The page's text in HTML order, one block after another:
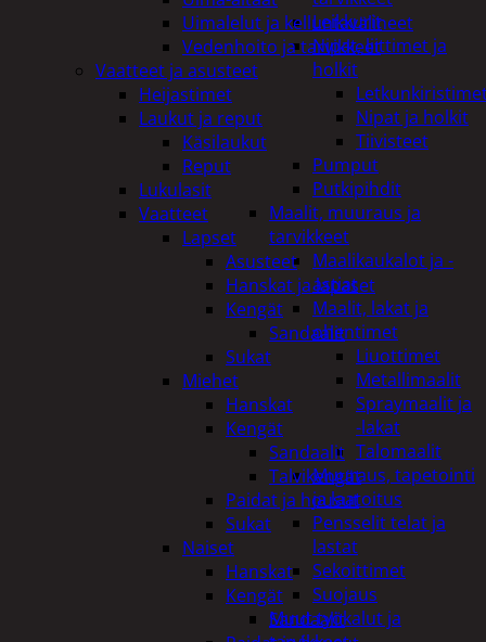
Leikkurit
Nipat, liittimet ja
holkit
Nipat ja holkit
Tiivisteet
Pumput
Putkipihdit
Maalit, muuraus ja
tarvikkeet
Maalikaukalot ja -
astiat
Maalit, lakat ja
ohentimet
Liuottimet
Metallimaalit
Spraymaalit ja
-lakat
Talomaalit
Muuraus, tapetointi
ja laatoitus
Pensselit telat ja
lastat
Sekoittimet
Suojaus
Muut työkalut ja
Uimalelut ja kelluntavälineet
Vedenhoito ja tarvikkeet
Vaatteet ja asusteet
Heijastimet
Laukut ja reput
Käsilaukut
Reput
Lukulasit
Vaatteet
Lapset
Asusteet
Hanskat ja lapaset
Kengät
Sandaalit
Sukat
Miehet
Hanskat
Kengät
Sandaalit
Talvikengät
Paidat ja housut
Sukat
Naiset
Hanskat
Kengät
Sandaalit